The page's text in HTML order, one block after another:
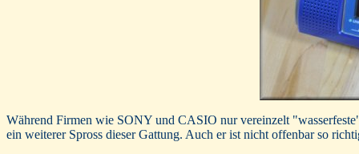
Während Firmen wie SONY und CASIO nur vereinzelt
ein weiterer Spross dieser Gattung. Auch er ist nicht offenbar so